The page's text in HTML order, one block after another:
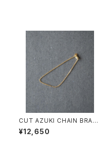
CUT AZUKI CHAIN BRAC
ELET/4100/カットアズキ細チ
ェーンブレスレット
¥12,650